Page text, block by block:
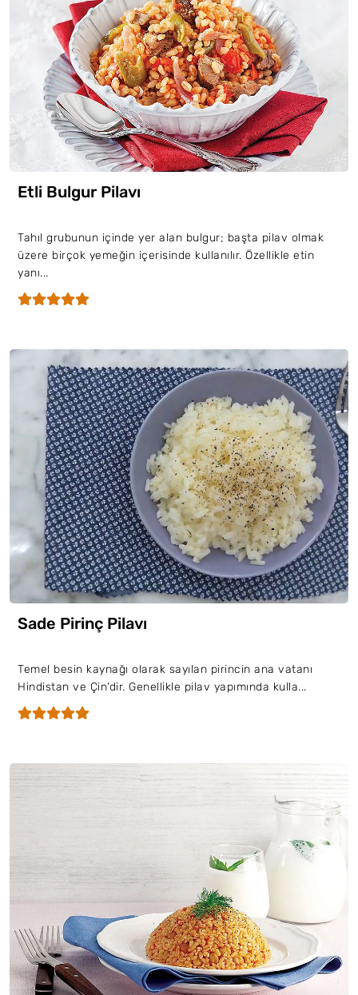
Etli Bulgur Pilavı
Tahıl grubunun içinde yer alan bulgur; başta pilav olmak
üzere birçok yemeğin içerisinde kullanılır. Özellikle etin
yanı...
Sade Pirinç Pilavı
Temel besin kaynağı olarak sayılan pirincin ana vatanı
Hindistan ve Çin'dir. Genellikle pilav yapımında kulla...